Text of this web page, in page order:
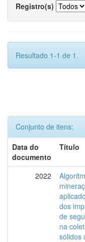
Registro(s)
Resultado 1-1 de 1.
Conjunto de itens:
Data do
documento
Título
2022
dos
de
na
sólidos